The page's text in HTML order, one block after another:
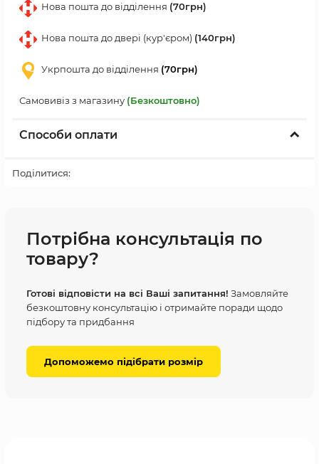
Нова пошта до відділення (70грн)
Нова пошта до двері (кур'єром) (140грн)
Укрпошта до відділення (70грн)
Самовивіз з магазину (Безкоштовно)
Способи оплати
Поділитися:
Потрібна консультація по
товару?
Готові відповісти на всі Ваші запитання! Замовляйте
безкоштовну консультацію і отримайте поради щодо
підбору та придбання
Допоможемо підібрати розмір